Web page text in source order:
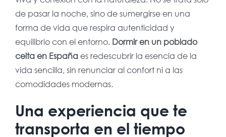
de pasar la noche, sino de sumergirse en una
forma de vida que respira autenticidad y
equilibrio con el entorno. Dormir en un poblado
celta en Españaes redescubrir la esencia de la
vida sencilla, sin renunciar al confort ni a las
comodidades modernas.
Una experiencia que te
transporta en el tiempo